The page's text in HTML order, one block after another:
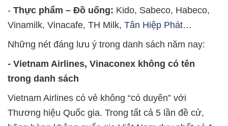
- Thực phẩm – Đồ uống: Kido, Sabeco, Habeco,
Vinamilk, Vinacafe, TH Milk, Tân Hiệp Phát…
Những nét đáng lưu ý trong danh sách năm nay:
- Vietnam Airlines, Vinaconex không có tên
trong danh sách
Vietnam Airlines có vẻ không “có duyên” với
Thương hiệu Quốc gia. Trong tất cả 5 lần đề cử,